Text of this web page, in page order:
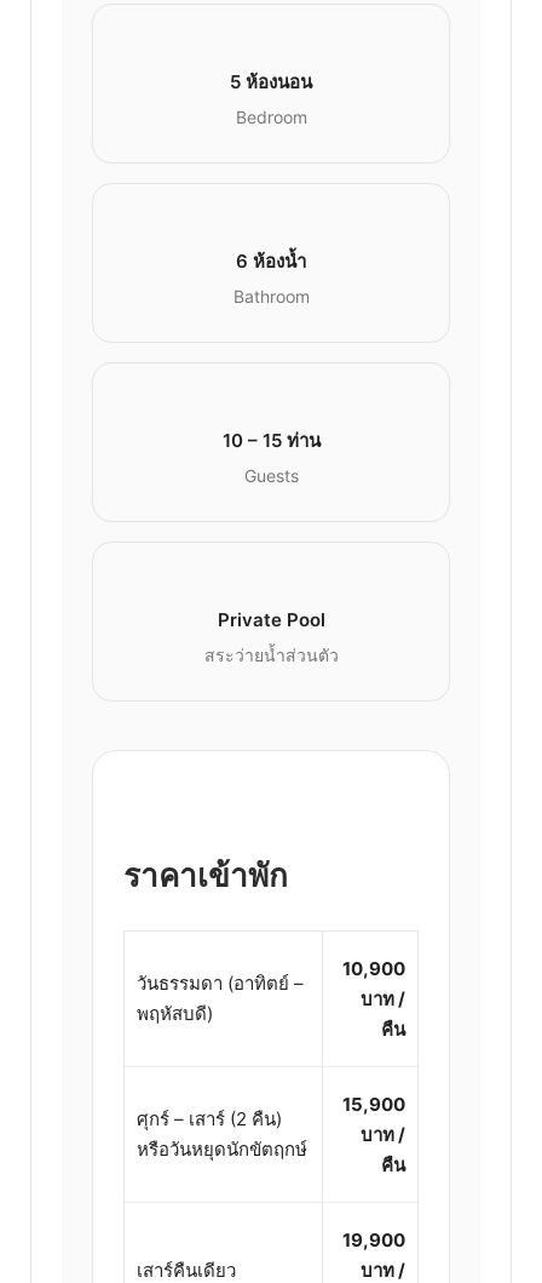
5 ห้องนอน
Bedroom
6 ห้องน้ำ
Bathroom
10 – 15 ท่าน
Guests
Private Pool
สระว่ายน้ำส่วนตัว
ราคาเข้าพัก
วันธรรมดา (อาทิตย์ –
พฤหัสบดี)
10,900
บาท /
คืน
ศุกร์ – เสาร์ (2 คืน)
หรือวันหยุดนักขัตฤกษ์
15,900
บาท /
คืน
เสาร์คืนเดียว
19,900
บาท /